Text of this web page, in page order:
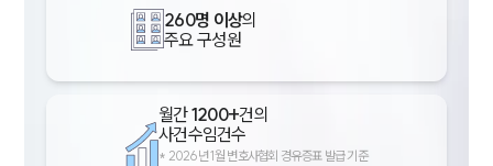
260명 이상의
주요 구성원
월간1200+건의
사건수임건수
* 2026년 1월 변호사협회 경유증표 발급 기준